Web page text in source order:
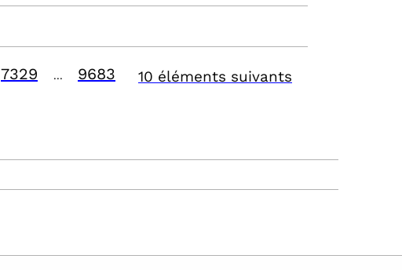
7329 9683 10 éléments suivants